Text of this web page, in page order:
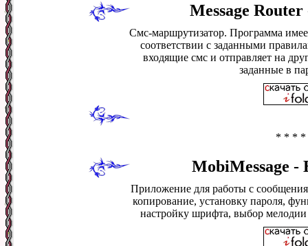
Message
Смс-маршрутизатор. Программа
соответствии с заданными
входящие смс и отправляет на
заданные в
* * * *
MobiMessage -
Приложение для работы с
копирование, установку пароля,
настройку шрифта, выбор